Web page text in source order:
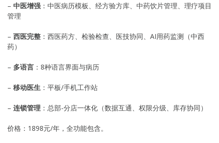
– 中医增强 ：中医病历模板、经方验方库、中药饮片管理、理疗项目
管理
– 西医完整 ：西医药方、检验检查、医技协同、AI用药监测（中西
药）
– 多语言 ：8种语言界面与病历
– 移动医生 ：平板/手机工作站
– 连锁管理 ：总部-分店一体化（数据互通、权限分级、库存协同）
价格：1898元/年，全功能包含。